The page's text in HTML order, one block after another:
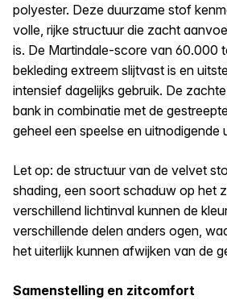
polyester. Deze duurzame stof
volle, rijke structuur die zacht
is. De Martindale-score van 60.000
bekleding extreem slijtvast is en
intensief dagelijks gebruik. De
bank in combinatie met de
geheel een speelse en uitnodigende
Let op: de structuur van de velvet
shading, een soort schaduw op het
verschillend lichtinval kunnen de
verschillende delen anders ogen,
het uiterlijk kunnen afwijken van de
Samenstelling en zitcomfort